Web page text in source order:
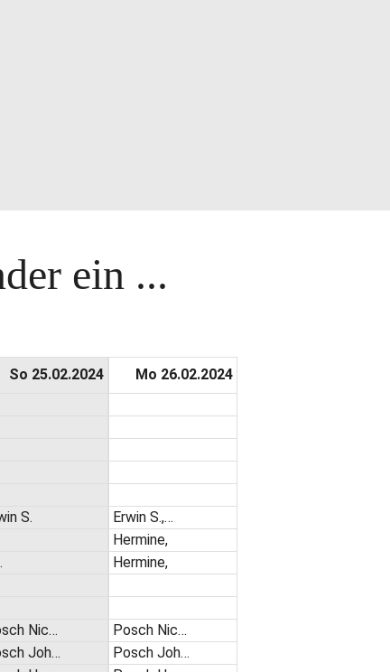
ein ...
So 25.02.2024
S.
Nic…
Joh…
Mo 26.02.2024
Erwin S.,…
Hermine,
Hermine,
Posch Nic…
Posch Joh…